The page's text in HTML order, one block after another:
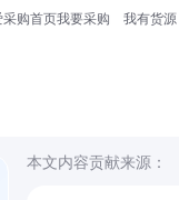
采购首页我要采购 我有货源
本文内容贡献来源：